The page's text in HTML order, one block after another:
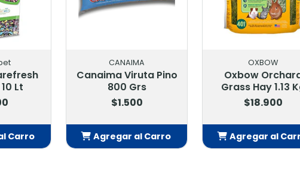
Lt
Carro
CANAIMA
Canaima Viruta Pino
800 Grs
$1.500
Agregar al Carro
OXBOW
Oxbow
Grass Hay 1.13
$18.900
Agregar al